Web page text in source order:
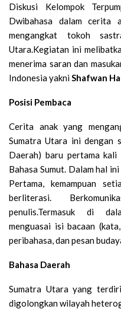
Diskusi Kelompok
Dwibahasa dalam
mengangkat tokoh
Utara.Kegiatan ini
menerima saran dan
Indonesia yakniShafwan
Posisi Pembaca
Cerita anak yang
Sumatra Utara ini dengan
Daerah) baru pertama
Bahasa Sumut. Dalam hal
Pertama, kemampuan
berliterasi.
penulis.Termasuk di
menguasai isi bacaan
peribahasa, dan pesan
Bahasa Daerah
Sumatra Utara yang
digolongkan wilayah